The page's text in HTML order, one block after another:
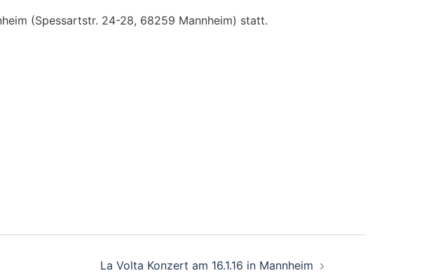
(Spessartstr. 24-28, 68259 Mannheim) statt.
La Volta Konzert am 16.1.16 in Mannheim